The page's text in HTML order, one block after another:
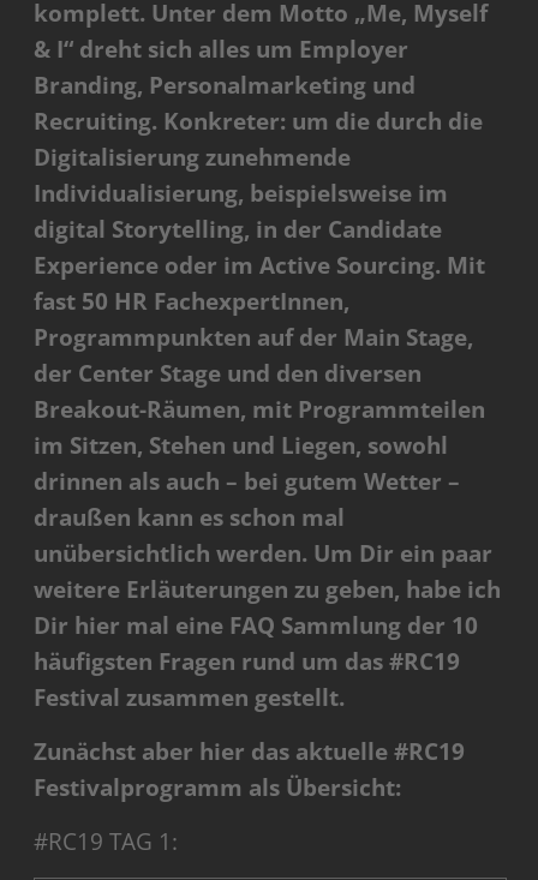
komplett. Unter dem Motto „Me, Myself
& I“ dreht sich alles um Employer
Branding, Personalmarketing und
Recruiting. Konkreter: um die durch die
Digitalisierung zunehmende
Individualisierung, beispielsweise im
digital Storytelling, in der Candidate
Experience oder im Active Sourcing. Mit
fast 50 HR FachexpertInnen,
Programmpunkten auf der Main Stage,
der Center Stage und den diversen
Breakout-Räumen, mit Programmteilen
im Sitzen, Stehen und Liegen, sowohl
drinnen als auch – bei gutem Wetter –
draußen kann es schon mal
unübersichtlich werden. Um Dir ein paar
weitere Erläuterungen zu geben, habe ich
Dir hier mal eine FAQ Sammlung der 10
häufigsten Fragen rund um das #RC19
Festival zusammen gestellt.
Zunächst aber hier das aktuelle #RC19
Festivalprogramm als Übersicht:
#RC19 TAG 1: